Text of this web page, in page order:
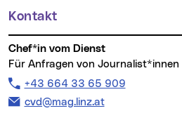
Kontakt
Chef*in vom Dienst
Für Anfragen von Journalist*innen
Telefon:
+43 664 33 65 909
E-Mail Adresse:
cvd@mag.linz.at